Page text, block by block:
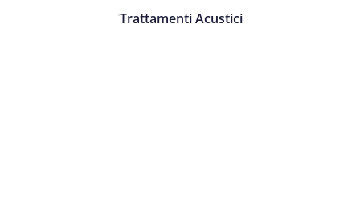
Trattamenti Acustici